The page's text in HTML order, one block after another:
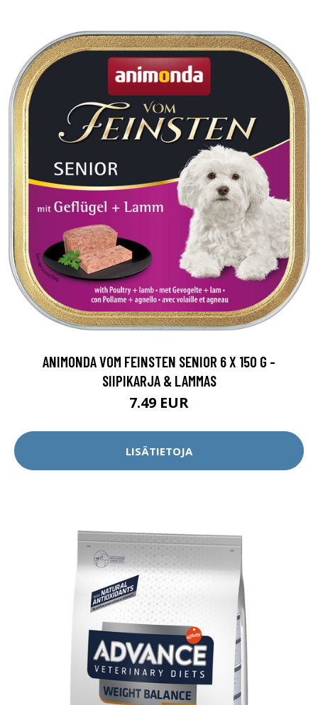
ANIMONDA VOM FEINSTEN SENIOR 6 X 150 G -
SIIPIKARJA & LAMMAS
7.49 EUR
LISÄTIETOJA